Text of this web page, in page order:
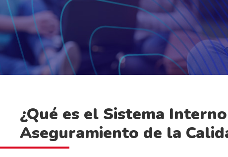
¿Qué es el Sistema
Aseguramiento de la